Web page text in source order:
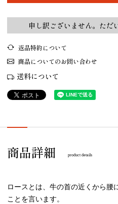
申し訳ございません。ただ
返品特約について
商品についてのお問い合わせ
送料について
商品詳細 product details
ロースとは、牛の首の近くから腰
ことを言います。